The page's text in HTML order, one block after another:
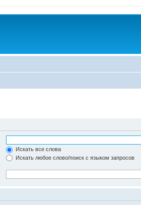
Искать все слова
Искать любое слово/поиск с языком запросов